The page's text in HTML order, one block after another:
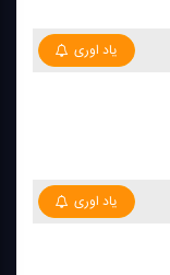
یاد اوری
یاد اوری